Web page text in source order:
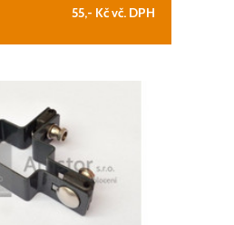
55,- Kč vč. DPH